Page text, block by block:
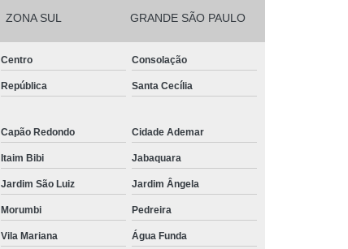
ZONA SUL GRANDE SÃO PAULO
Centro Consolação
República Santa Cecília
Capão Redondo Cidade Ademar
Itaim Bibi Jabaquara
Jardim São Luiz Jardim Ângela
Morumbi Pedreira
Vila Mariana
Água Funda